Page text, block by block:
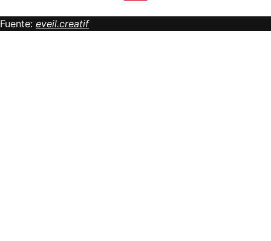
Fuente: eveil.creatif